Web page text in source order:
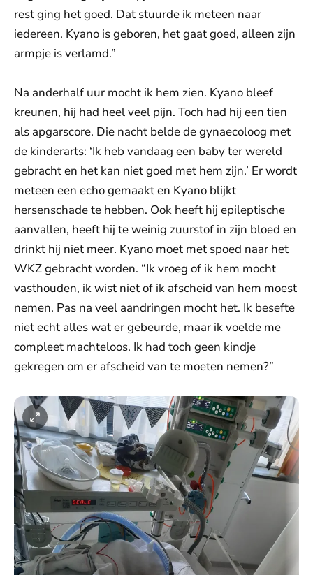
rest ging het goed. Dat stuurde ik meteen naar
iedereen. Kyano is geboren, het gaat goed, alleen zijn
armpje is verlamd.”
Na anderhalf uur mocht ik hem zien. Kyano bleef
kreunen, hij had heel veel pijn. Toch had hij een tien
als apgarscore. Die nacht belde de gynaecoloog met
de kinderarts: ‘Ik heb vandaag een baby ter wereld
gebracht en het kan niet goed met hem zijn.’ Er wordt
meteen een echo gemaakt en Kyano blijkt
hersenschade te hebben. Ook heeft hij epileptische
aanvallen, heeft hij te weinig zuurstof in zijn bloed en
drinkt hij niet meer. Kyano moet met spoed naar het
WKZ gebracht worden. “Ik vroeg of ik hem mocht
vasthouden, ik wist niet of ik afscheid van hem moest
nemen. Pas na veel aandringen mocht het. Ik besefte
niet echt alles wat er gebeurde, maar ik voelde me
compleet machteloos. Ik had toch geen kindje
gekregen om er afscheid van te moeten nemen?”